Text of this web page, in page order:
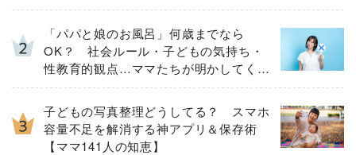
「パパと娘のお風呂」何歳までなら
OK？ 社会ルール・子どもの気持ち・
性教育的観点…ママたちが明かしてくれ
た「大切にしたいこと」
子どもの写真整理どうしてる？ スマホ
容量不足を解消する神アプリ＆保存術
【ママ141人の知恵】